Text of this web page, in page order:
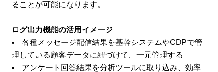
ることが可能になります。
ログ出力機能の活用イメージ
各種メッセージ配信結果を基幹システムやCDPで管
理している顧客データに紐づけて、一元管理する
アンケート回答結果を分析ツールに取り込み、効率